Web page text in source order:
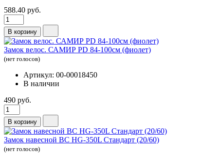
588.40 руб.
В корзину
Замок велос. САМИР PD 84-100см (фиолет)
(нет голосов)
Артикул: 00-00018450
В наличии
490 руб.
В корзину
Замок навесной ВС HG-350L Стандарт (20/60)
(нет голосов)